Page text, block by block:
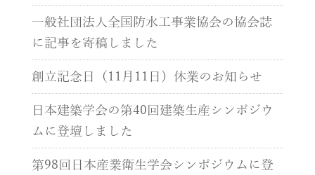
一般社団法人全国防水工事業協会の協会誌
に記事を寄稿しました
創立記念日（11月11日）休業のお知らせ
日本建築学会の第40回建築生産シンポジウ
ムに登壇しました
第98回日本産業衛生学会シンポジウムに登